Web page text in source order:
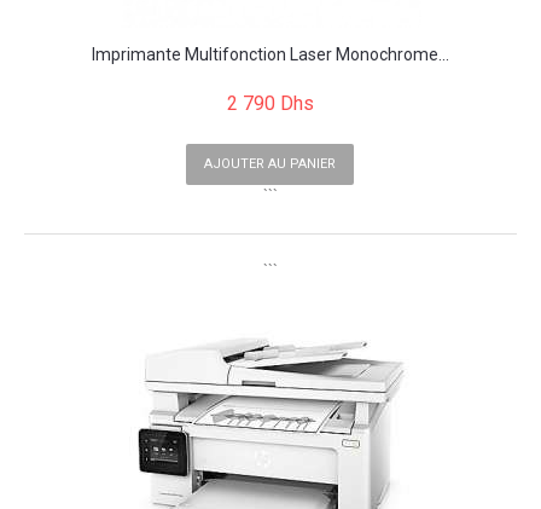
Imprimante Multifonction Laser Monochrome...
2 790 Dhs
AJOUTER AU PANIER
```
```